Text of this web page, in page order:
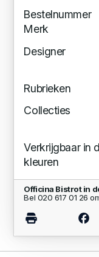
Bestelnummer
Merk
Designer
Rubrieken
Collecties
Verkrijgbaar in
kleuren
Officina Bistrot in
Bel 020 617 01 26